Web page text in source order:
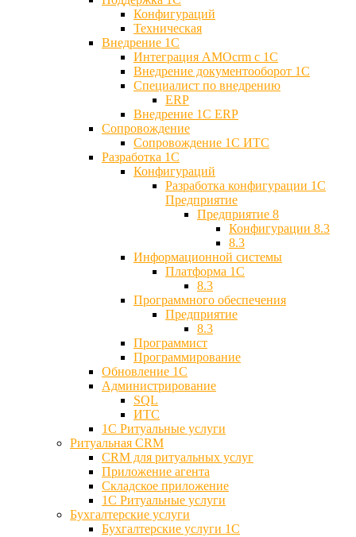
Конфигураций
Техническая
Внедрение 1С
Интеграция AMOcrm с 1C
Внедрение документооборот 1С
Специалист по внедрению
ERP
Внедрение 1С ERP
Cопровождение
Cопровождение 1С ИТС
Разработка 1C
Конфигураций
Разработка конфигурации 1С
Предприятие
Предприятие 8
Конфигурации 8.3
8.3
Информационной системы
Платформа 1С
8.3
Программного обеспечения
Предприятие
8.3
Программист
Программирование
Обновление 1С
Администрирование
SQL
ИТС
1С Ритуальные услуги
Ритуальная CRM
CRM для ритуальных услуг
Приложение агента
Складское приложение
1С Ритуальные услуги
Бухгалтерские услуги
Бухгалтерские услуги 1С